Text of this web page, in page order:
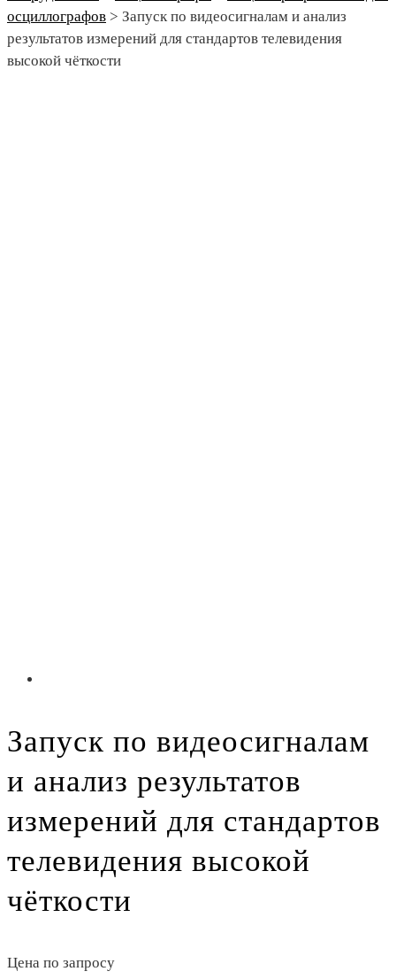
осциллографов > Запуск по видеосигналам и анализ
результатов измерений для стандартов телевидения
высокой чёткости
Запуск по видеосигналам
и анализ результатов
измерений для стандартов
телевидения высокой
чёткости
Цена по запросу